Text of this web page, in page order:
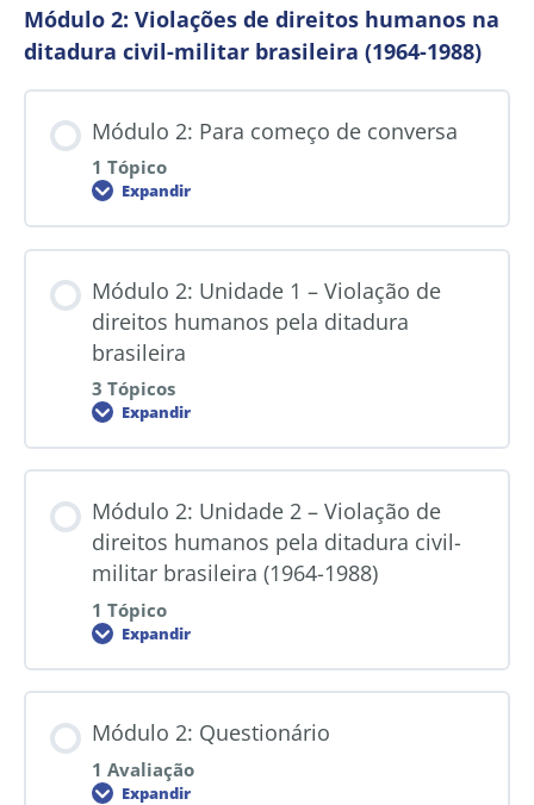
Módulo 2: Violações de direitos humanos na
ditadura civil-militar brasileira (1964-1988)
Módulo 2: Para começo de conversa
1 Tópico
Expandir
Módulo 2: Unidade 1 – Violação de
direitos humanos pela ditadura
brasileira
3 Tópicos
Expandir
Módulo 2: Unidade 2 – Violação de
direitos humanos pela ditadura civil-
militar brasileira (1964-1988)
1 Tópico
Expandir
Módulo 2: Questionário
1 Avaliação
Expandir